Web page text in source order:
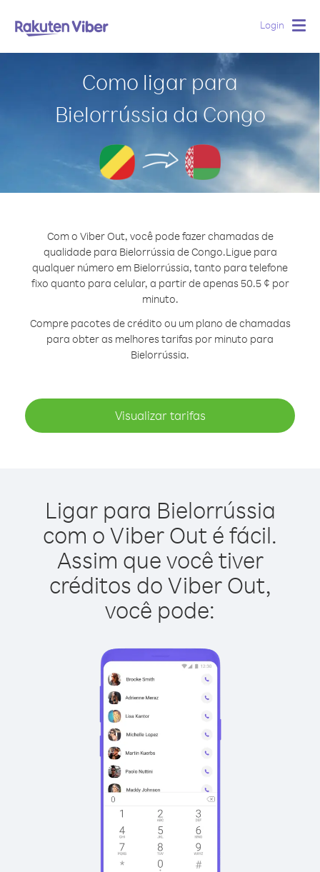
Login
Como ligar para
Bielorrússia da Congo
Com o Viber Out, você pode fazer chamadas de
qualidade para Bielorrússia de Congo.Ligue para
qualquer número em Bielorrússia, tanto para telefone
fixo quanto para celular, a partir de apenas 50.5 ¢ por
minuto.
Compre pacotes de crédito ou um plano de chamadas
para obter as melhores tarifas por minuto para
Bielorrússia.
Visualizar tarifas
Ligar para Bielorrússia
com o Viber Out é fácil.
Assim que você tiver
créditos do Viber Out,
você pode: